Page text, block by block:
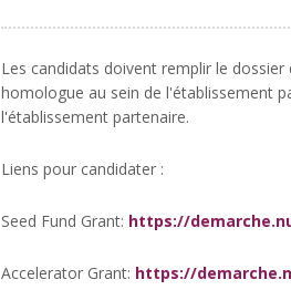
Les candidats doivent remplir le
homologue au sein de l'établissement
l'établissement partenaire.
Liens pour candidater :
Seed Fund Grant: https://
Accelerator Grant: https://